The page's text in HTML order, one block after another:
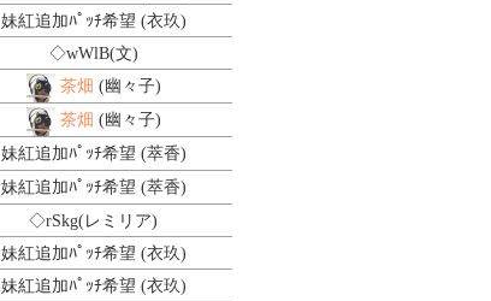
妹紅追加ﾊﾟｯﾁ希望 (衣玖)
◇wWlB(文)
茶畑 (幽々子)
茶畑 (幽々子)
妹紅追加ﾊﾟｯﾁ希望 (萃香)
妹紅追加ﾊﾟｯﾁ希望 (萃香)
◇rSkg(レミリア)
妹紅追加ﾊﾟｯﾁ希望 (衣玖)
妹紅追加ﾊﾟｯﾁ希望 (衣玖)